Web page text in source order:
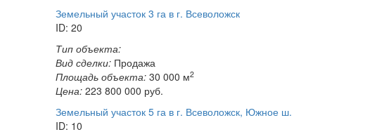
Земельный участок 3 га в г. Всеволожск
ID: 20
Тип объекта:
Вид сделки: Продажа
Площадь объекта: 30 000 м2
Цена: 223 800 000 руб.
Земельный участок 5 га в г. Всеволожск, Южное ш.
ID: 10